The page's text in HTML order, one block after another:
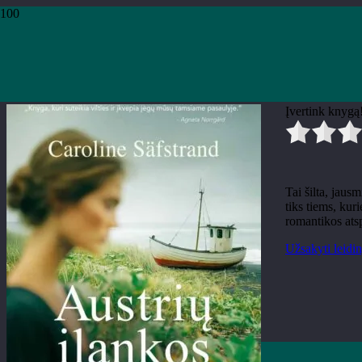
Pradžia
Caroline Säfstrand „Austrių
Įvertink knygą!
Tai šilta,
tiks tiems,
romantikos
Užsakyti